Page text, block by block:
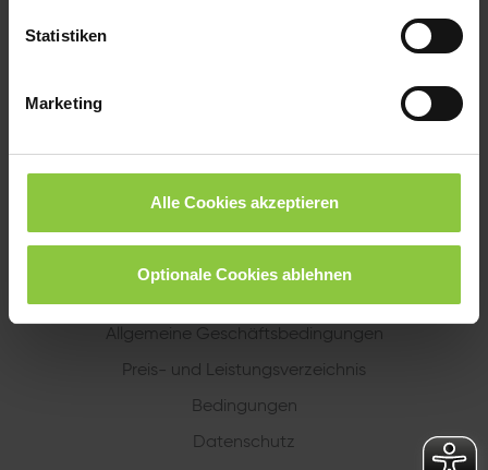
Statistiken
Marketing
Alle Cookies akzeptieren
Optionale Cookies ablehnen
Allgemeine Geschäftsbedingungen
Preis- und Leistungsverzeichnis
Bedingungen
Datenschutz